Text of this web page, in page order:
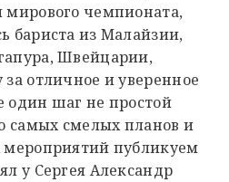
мирового чемпионата,
бариста из Малайзии,
Швейцарии,
отличное и уверенное
один шаг не простой
самых смелых планов и
мероприятий публикуем
у Сергея Александр